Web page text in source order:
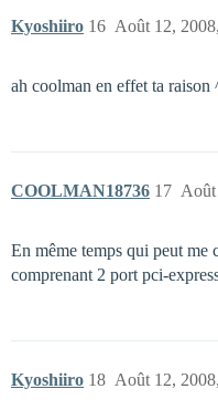
Kyoshiiro Août 12,
16
ah coolman en effet ta raison
COOLMAN18736 Août
17
En même temps qui peut me
comprenant 2 port pci-
Kyoshiiro Août 12,
18